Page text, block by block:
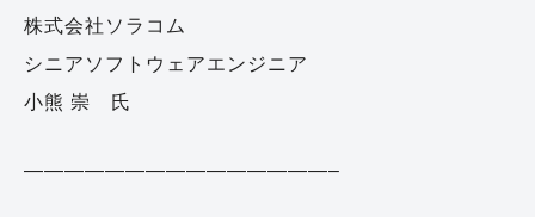
株式会社ソラコム
シニアソフトウェアエンジニア
小熊 崇 氏
———————————————–